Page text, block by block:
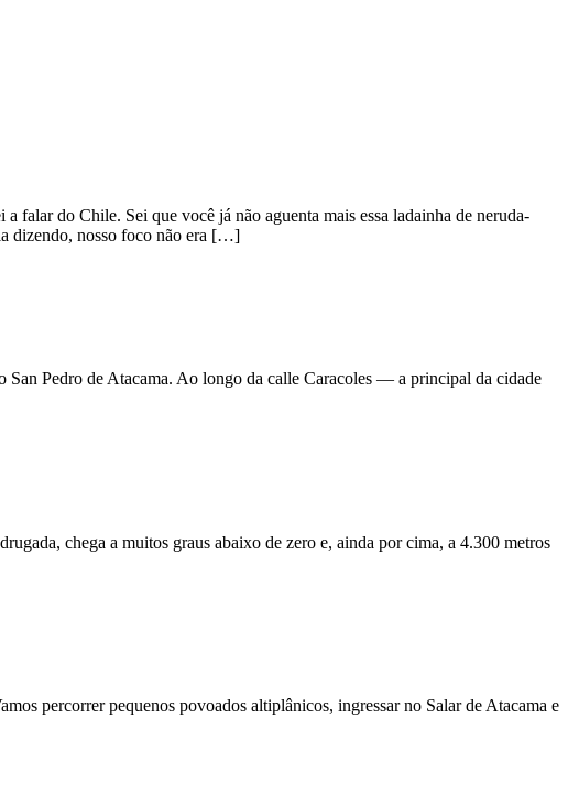
falar do Chile. Sei que você já não aguenta mais essa ladainha de neruda-
dizendo, nosso foco não era […]
San Pedro de Atacama. Ao longo da calle Caracoles — a principal da cidade
chega a muitos graus abaixo de zero e, ainda por cima, a 4.300 metros
percorrer pequenos povoados altiplânicos, ingressar no Salar de Atacama e